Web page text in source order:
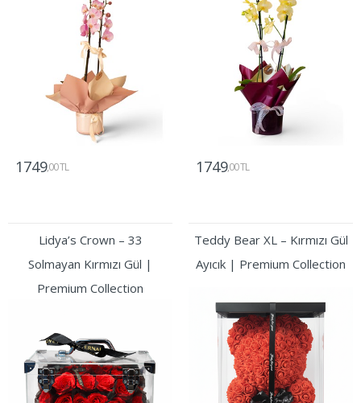
1749,00 TL 1749,00 TL
Lidya’s Crown – 33
Solmayan Kırmızı Gül |
Premium Collection
Teddy Bear XL – Kırmızı Gül
Ayıcık | Premium Collection